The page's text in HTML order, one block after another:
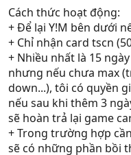
Cách thức hoạt động:
+ Để lại Y!M bên dưới
+ Chỉ nhận card tscn
+ Nhiều nhất là 15
nhưng nếu chưa max
down...), tôi có quyền
nếu sau khi thêm 3
sẽ hoàn trả lại game
+ Trong trường hợp
sẽ có những phần bồi